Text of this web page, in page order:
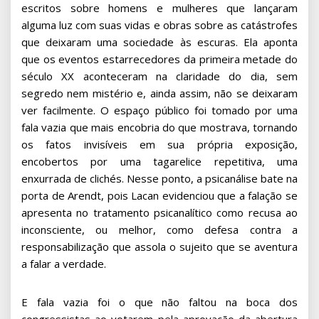
escritos sobre homens e mulheres que lançaram
alguma luz com suas vidas e obras sobre as catástrofes
que deixaram uma sociedade às escuras. Ela aponta
que os eventos estarrecedores da primeira metade do
século XX aconteceram na claridade do dia, sem
segredo nem mistério e, ainda assim, não se deixaram
ver facilmente. O espaço público foi tomado por uma
fala vazia que mais encobria do que mostrava, tornando
os fatos invisíveis em sua própria exposição,
encobertos por uma tagarelice repetitiva, uma
enxurrada de clichés. Nesse ponto, a psicanálise bate na
porta de Arendt, pois Lacan evidenciou que a falação se
apresenta no tratamento psicanalítico como recusa ao
inconsciente, ou melhor, como defesa contra a
responsabilização que assola o sujeito que se aventura
a falar a verdade.
E fala vazia foi o que não faltou na boca dos